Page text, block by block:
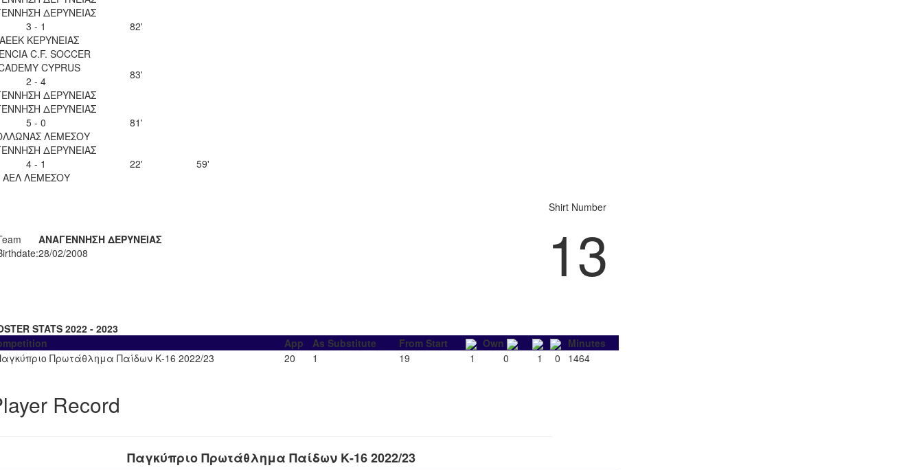
ΔΕΡΥΝΕΙΑΣ
3 - 1
ΚΕΡΥΝΕΙΑΣ
82'
C.F. SOCCER
CYPRUS
2 - 4
ΔΕΡΥΝΕΙΑΣ
83'
ΔΕΡΥΝΕΙΑΣ
5 - 0
ΛΕΜΕΣΟΥ
81'
ΔΕΡΥΝΕΙΑΣ
4 - 1
ΑΕΛ ΛΕΜΕΣΟΥ
22' 59'
ΑΝΑΓΕΝΝΗΣΗ ΔΕΡΥΝΕΙΑΣ
28/02/2008
Shirt Number
13
STATS 2022 - 2023
App As Substitute From Start Own
Minutes
Πρωτάθλημα Παίδων Κ-16 2022/23
20 1 19 1 0 1 0 1464
Record
Παγκύπριο Πρωτάθλημα Παίδων Κ-16 2022/23